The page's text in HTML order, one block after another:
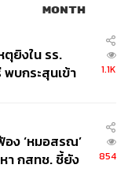
MONTH
ยิงใน รร.
บกระสุนเข้า
1.1K
ง ‘หมอสรณ’
า กสทช. ชี้ยัง
854